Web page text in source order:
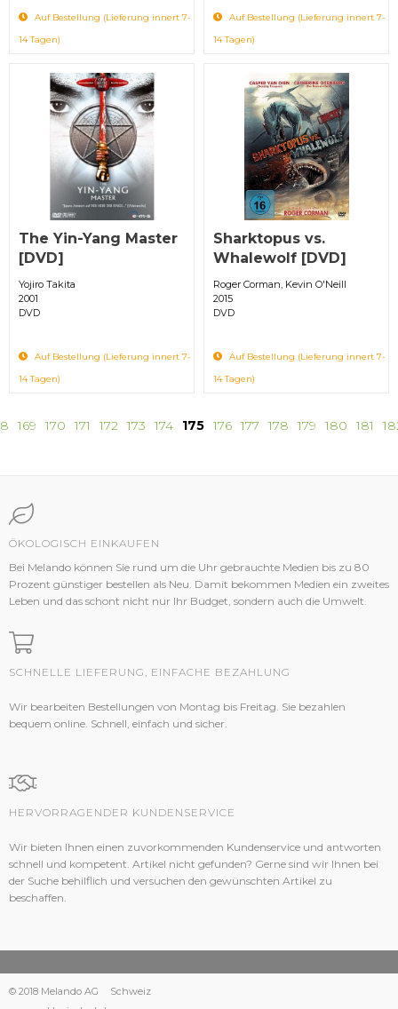
Auf Bestellung (Lieferung innert 7-
14 Tagen)
Auf Bestellung (Lieferung innert 7-
14 Tagen)
The Yin-Yang Master
[DVD]
Yojiro Takita
2001
DVD
Auf Bestellung (Lieferung innert 7-
14 Tagen)
Sharktopus vs.
Whalewolf [DVD]
Roger Corman, Kevin O'Neill
2015
DVD
Auf Bestellung (Lieferung innert 7-
14 Tagen)
169 170 171 172 173 174 175 176 177 178 179 180 181
ÖKOLOGISCH EINKAUFEN
Bei Melando können Sie rund um die Uhr gebrauchte Medien bis zu 80
Prozent günstiger bestellen als Neu. Damit bekommen Medien ein zweites
Leben und das schont nicht nur Ihr Budget, sondern auch die Umwelt.
SCHNELLE LIEFERUNG, EINFACHE BEZAHLUNG
Wir bearbeiten Bestellungen von Montag bis Freitag. Sie bezahlen
bequem online. Schnell, einfach und sicher.
HERVORRAGENDER KUNDENSERVICE
Wir bieten Ihnen einen zuvorkommenden Kundenservice und antworten
schnell und kompetent. Artikel nicht gefunden? Gerne sind wir Ihnen bei
der Suche behilflich und versuchen den gewünschten Artikel zu
beschaffen.
© 2018 Melando AG
Schweiz